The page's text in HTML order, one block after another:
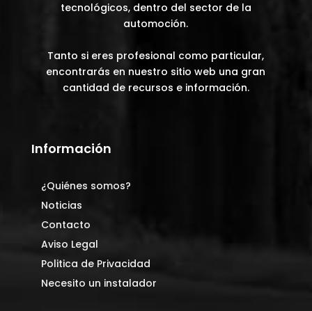
tecnológicos, dentro del sector de la
automoción.
Tanto si eres profesional como particular,
encontrarás en nuestro sitio web una gran
cantidad de recursos e información.
Información
¿Quiénes somos?
Noticias
Contacto
Aviso Legal
Politica de Privacidad
Necesito un instalador